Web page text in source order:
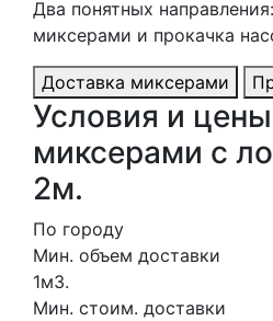
Два понятных
миксерами и прокачка
Доставка миксерами
Условия и
миксерами с
2м.
По городу
Мин. объем доставки
1м3.
Мин. стоим. доставки